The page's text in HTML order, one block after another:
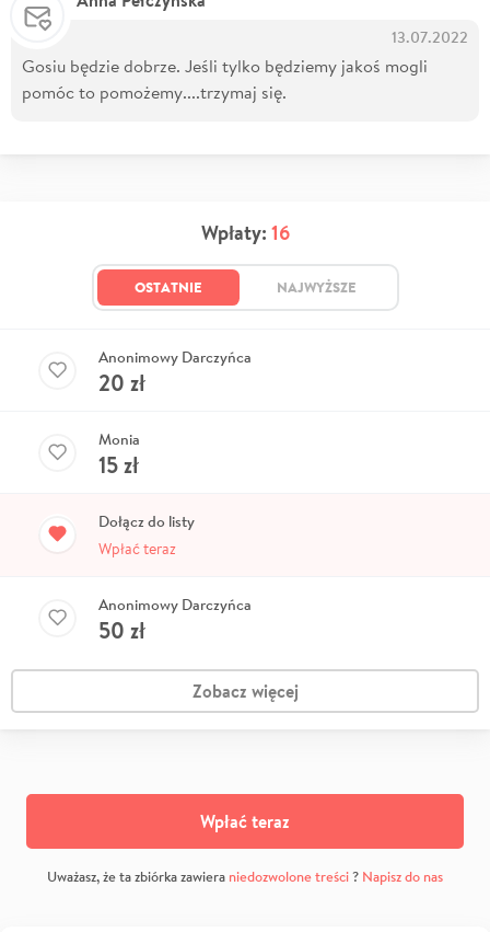
13.07.2022
Gosiu będzie dobrze. Jeśli tylko będziemy jakoś mogli
pomóc to pomożemy....trzymaj się.
Wpłaty: 16
OSTATNIE NAJWYŻSZE
Anonimowy Darczyńca
20 zł
Monia
15zł
Dołącz do listy
Wpłać teraz
Anonimowy Darczyńca
50 zł
Zobacz więcej
Wpłać teraz
Uważasz, że ta zbiórka zawiera niedozwolone treści? Napisz do nas